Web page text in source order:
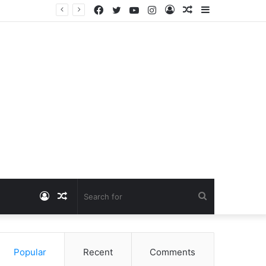
Sidebar
Random
Log
Instagram
YouTube
Twitter
Facebook
for
Random
Article
Log
In
Popular Recent Comments